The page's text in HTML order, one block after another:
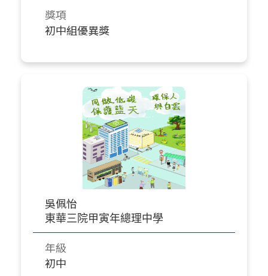
獎項
初中組優異獎
吳佩怡
東華三院甲寅年總理中學
年級
初中